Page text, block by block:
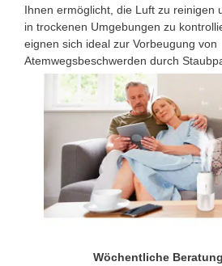
Ihnen ermöglicht, die Luft zu reinigen
in trockenen Umgebungen zu
eignen sich ideal zur Vorbeugung von
Atemwegsbeschwerden durch
Wöchentliche